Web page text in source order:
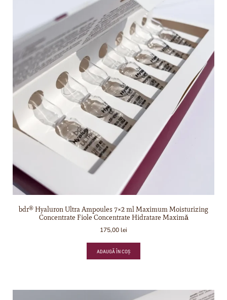
bdr® Hyaluron Ultra Ampoules 7×2 ml Maximum Moisturizing
Concentrate Fiole Concentrate Hidratare Maximǎ
175,00lei
ADAUGĂ ÎN COȘ